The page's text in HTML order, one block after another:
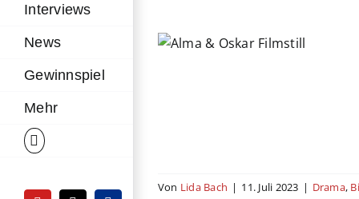
Interviews
News
Gewinnspiel
Mehr
& Oskar
Schweiz Tschechien
Von Lida Bach | 11. Juli 2023 | Drama,